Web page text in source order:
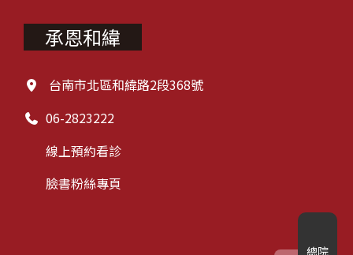
總院
承恩和緯
台南市北區和緯路2段368號
06-2823222
線上預約看診
臉書粉絲專頁